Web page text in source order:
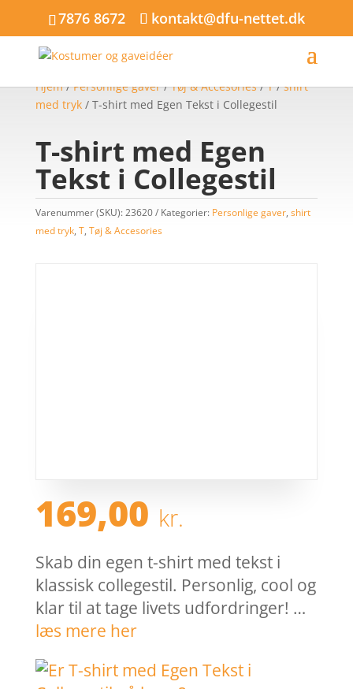
7876 8672 kontakt@dfu-nettet.dk
Hjem/Personlige gaver/Tøj & Accesories/T/shirt
med tryk/ T-shirt med Egen Tekst i Collegestil
T-shirt med Egen
Tekst i Collegestil
Varenummer (SKU):23620 Kategorier: Personlige gaver, shirt
med tryk, T, Tøj & Accesories
169,00 kr.
Skab din egen t-shirt med tekst i
klassisk collegestil. Personlig, cool og
klar til at tage livets udfordringer! …
læs mere her